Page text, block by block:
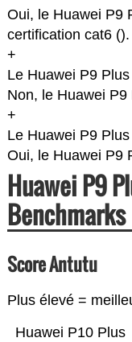
Oui, le Huawei P9
certification cat6 ().
+
Le Huawei P9
Non, le Huawei
+
Le Huawei P9
Oui, le Huawei P9
Huawei P9
Benchmarks
Score Antutu
Plus élevé =
Huawei P10 Plus